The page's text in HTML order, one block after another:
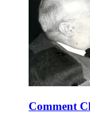
Comment